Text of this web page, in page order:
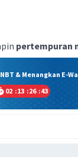
pertempuran
& Menangkan E-
02 :13 :26 :42